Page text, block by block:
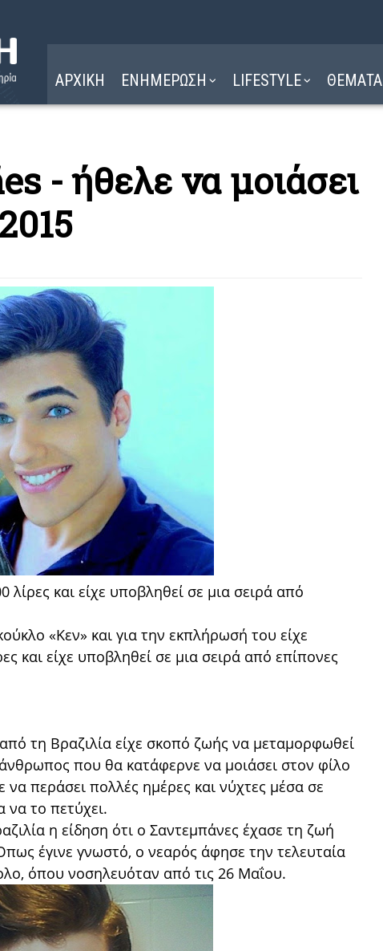
ΑΡΧΙΚΗ ΕΝΗΜΕΡΩΣΗ LIFESTYLE ΘΕΜΑΤΑ
- ήθελε να μοιάσει
λίρες και είχε υποβληθεί σε μια σειρά από
«Κεν» και για την εκπλήρωσή του είχε
και είχε υποβληθεί σε μια σειρά από επίπονες
τη Βραζιλία είχε σκοπό ζωής να μεταμορφωθεί
που θα κατάφερνε να μοιάσει στον φίλο
περάσει πολλές ημέρες και νύχτες μέσα σε
να το πετύχει.
η είδηση ότι ο Σαντεμπάνες έχασε τη ζωή
έγινε γνωστό, ο νεαρός άφησε την τελευταία
όπου νοσηλευόταν από τις 26 Μαΐου.